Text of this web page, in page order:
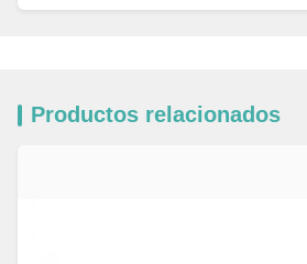
Productos relacionados